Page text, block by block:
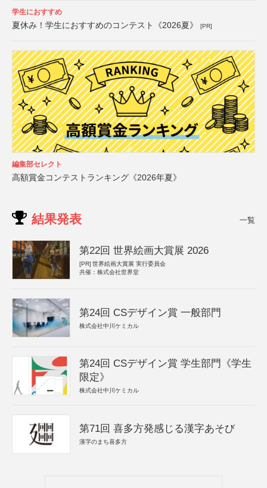
学生におすすめ
夏休み！学生におすすめのコンテスト《2026夏》 [PR]
編集部セレクト
高額賞金コンテストランキング《2026年夏》
結果発表 一覧
第22回 世界絵画大賞展 2026
[PR] 世界絵画大賞展 実行委員会
共催：株式会社世界堂
第24回 CSデザイン賞 一般部門
株式会社中川ケミカル
第24回 CSデザイン賞 学生部門《学生
限定》
株式会社中川ケミカル
第71回 喜多方発感じる漢字あそび
漢字のまち喜多方